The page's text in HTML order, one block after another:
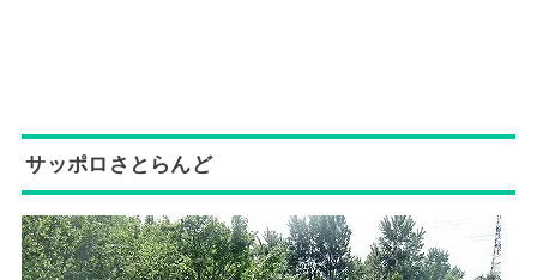
サッポロさとらんど